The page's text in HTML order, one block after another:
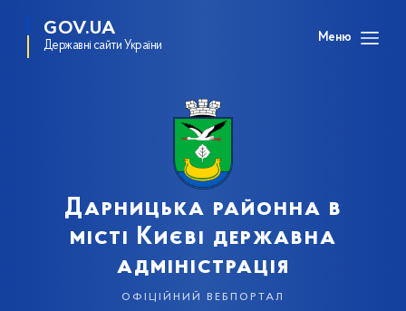
GOV.UA
Державні сайти України
Меню
Дарницька районна в
місті Києві державна
адміністрація
офіційний вебпортал